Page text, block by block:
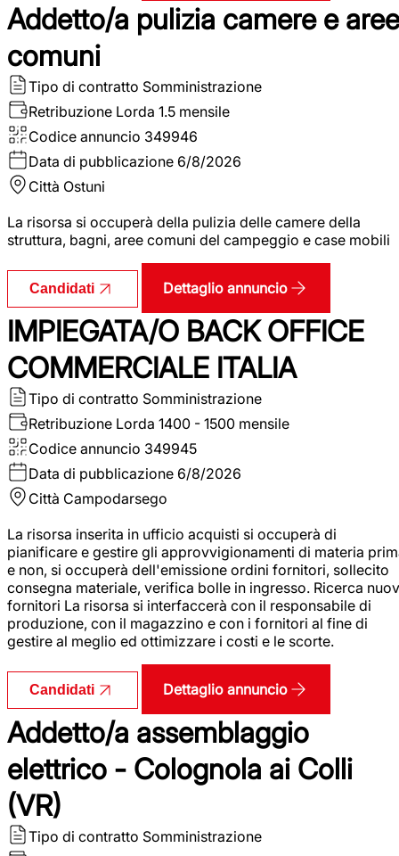
Addetto/a pulizia camere e aree
comuni
Tipo di contratto Somministrazione
Retribuzione Lorda 1.5 mensile
Codice annuncio 349946
Data di pubblicazione 6/8/2026
Città Ostuni
La risorsa si occuperà della pulizia delle camere della
struttura, bagni, aree comuni del campeggio e case mobili
Candidati Dettaglio annuncio
IMPIEGATA/O BACK OFFICE
COMMERCIALE ITALIA
Tipo di contratto Somministrazione
Retribuzione Lorda 1400 - 1500 mensile
Codice annuncio 349945
Data di pubblicazione 6/8/2026
Città Campodarsego
La risorsa inserita in ufficio acquisti si occuperà di
pianificare e gestire gli approvvigionamenti di materia
e non, si occuperà dell'emissione ordini fornitori, sollecito
consegna materiale, verifica bolle in ingresso. Ricerca
fornitori La risorsa si interfaccerà con il responsabile di
produzione, con il magazzino e con i fornitori al fine di
gestire al meglio ed ottimizzare i costi e le scorte.
Candidati Dettaglio annuncio
Addetto/a assemblaggio
elettrico - Colognola ai Colli
(VR)
Tipo di contratto Somministrazione